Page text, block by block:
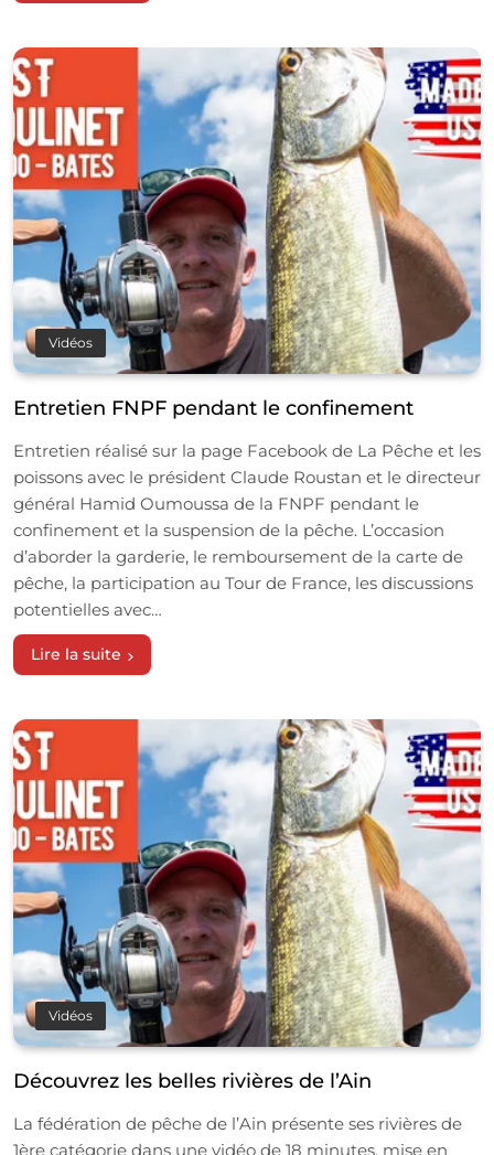
Vidéos
Entretien FNPF pendant le confinement
Entretien réalisé sur la page Facebook de La Pêche et les
poissons avec le président Claude Roustan et le directeur
général Hamid Oumoussa de la FNPF pendant le
confinement et la suspension de la pêche. L’occasion
d’aborder la garderie, le remboursement de la carte de
pêche, la participation au Tour de France, les discussions
potentielles avec…
Lire la suite
Vidéos
Découvrez les belles rivières de l’Ain
La fédération de pêche de l’Ain présente ses rivières de
1ère catégorie dans une vidéo de 18 minutes, mise en